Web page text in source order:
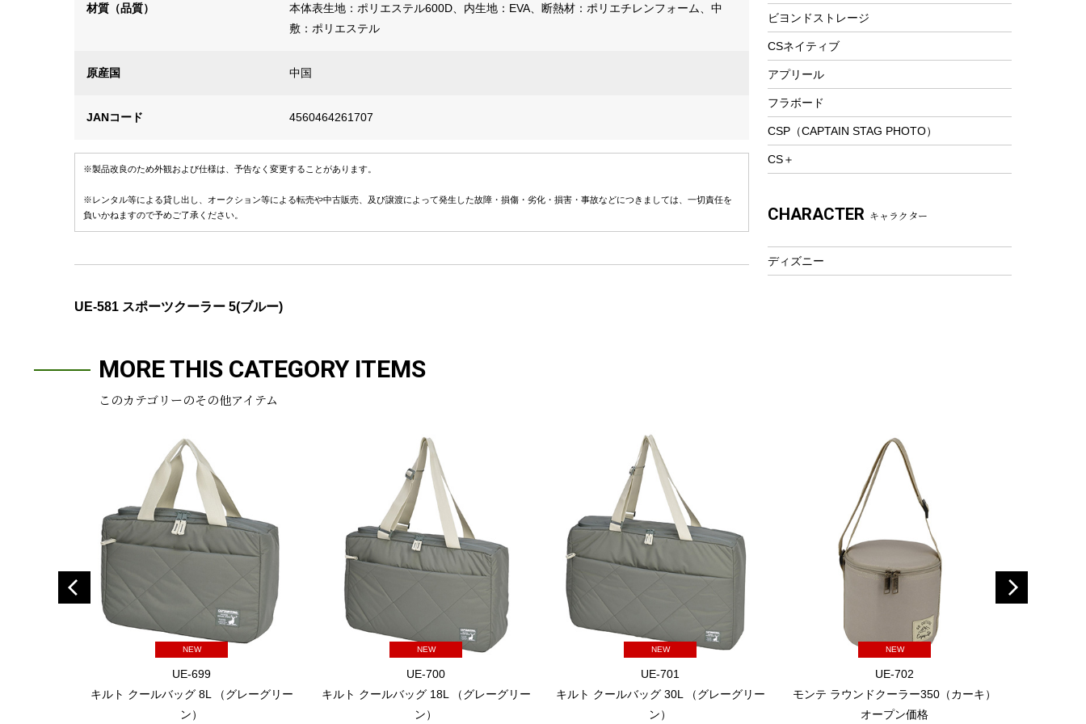
材質（品質）
本体表生地：ポリエステル600D、内生地：EVA、断熱材：ポリエチレンフォーム、中
敷：ポリエステル
原産国 中国
JANコード 4560464261707
※製品改良のため外観および仕様は、予告なく変更することがあります。
※レンタル等による貸し出し、オークション等による転売や中古販売、及び譲渡によって発生した故障・損傷・劣化・損害・事故などにつきましては、一切責任を
負いかねますので予めご了承ください。
UE-581 スポーツクーラー 5(ブルー)
ツール&アクセサリー
トレッキング
トレッキングステッキ
トレッキングアクセサリー
プレイグッズ
ウェルネス
フィットネス
アクセサリー
ビヨンドストレージ
CSネイティブ
アプリール
フラボード
CSP（CAPTAIN STAG PHOTO）
CS＋
CHARACTER キャラクター
ディズニー
MORE THIS CATEGORY ITEMS
このカテゴリーのその他アイテム
NEW
UE-699
キルト クールバッグ 8L （グレーグリー
ン）
NEW
UE-700
キルト クールバッグ 18L （グレーグリー
ン）
NEW
UE-701
キルト クールバッグ 30L （グレーグリー
ン）
NEW
UE-702
モンテ ラウンドクーラー350（カーキ）
オープン価格